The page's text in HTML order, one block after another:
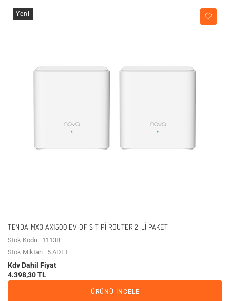
Yeni
TENDA MX3 AX1500 EV OFIS TIPI ROUTER 2-LI PAKET
Stok Kodu : 11138
Stok Miktarı : 5 ADET
Kdv Dahil Fiyat
4.398,30 TL
ÜRÜNÜ İNCELE